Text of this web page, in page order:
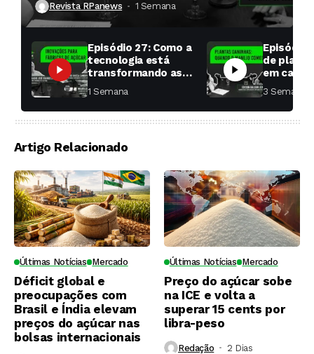
Revista RPanews 1 Semana ⁮
Episódio 27: Como a
tecnologia está
transformando as
fábricas de açúcar?
1 Semana ⁮
Episódio
de
em cana:
começar
toda a
3 Semanas ⁮
Artigo Relacionado
Últimas Notícias Mercado
Déficit global e
preocupações com
Brasil e Índia elevam
preços do açúcar nas
bolsas internacionais
Últimas Notícias Mercado
Preço do açúcar sobe
na ICE e volta a
superar 15 cents por
libra-peso
Redação 2 Dias ⁮